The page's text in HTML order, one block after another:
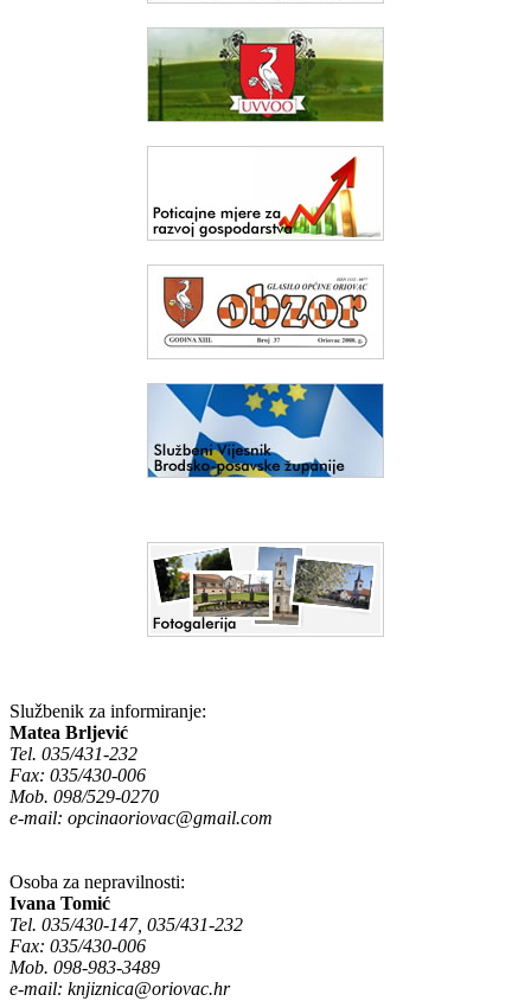
Službenik za informiranje:
Matea Brljević
Tel. 035/431-232
Fax: 035/430-006
Mob. 098/529-0270
e-mail: opcinaoriovac@gmail.com
Osoba za nepravilnosti:
Ivana Tomić
Tel. 035/430-147, 035/431-232
Fax: 035/430-006
Mob. 098-983-3489
e-mail: knjiznica@oriovac.hr